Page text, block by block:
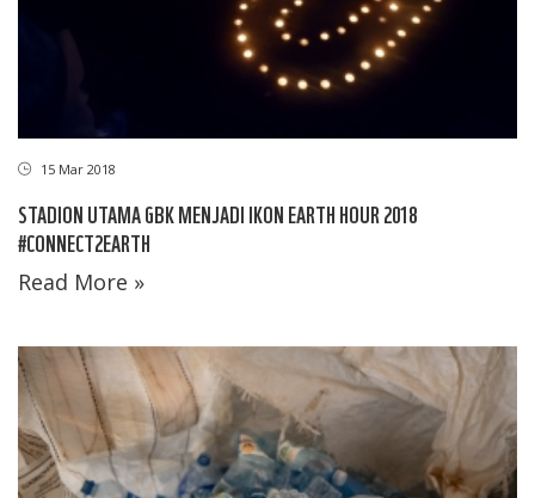
15 Mar 2018
STADION UTAMA GBK MENJADI IKON EARTH HOUR 2018
#CONNECT2EARTH
Read More »